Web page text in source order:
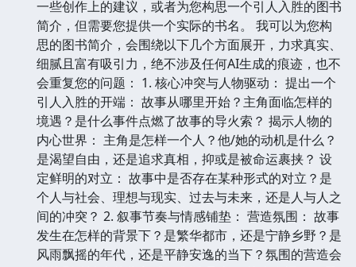
一些创作上的建议，或者为您构思一个引人入胜的图书
简介，但需要您提供一个实际的书名。 我可以为您构
思的图书简介，会围绕以下几个方面展开，力求真实、
细腻且富有吸引力，绝不涉及任何AI生成的痕迹，也不
会重复您的问题： 1. 核心冲突与人物驱动： 提出一个
引人入胜的开端： 故事从哪里开始？主角面临怎样的
境遇？是什么事件点燃了故事的导火索？ 揭示人物的
内心世界： 主角是怎样一个人？他/她的动机是什么？
是渴望自由，还是追求真相，抑或是被命运裹挟？ 设
定鲜明的对立： 故事中是否存在某种形式的对立？是
个人与社会、理想与现实、过去与未来，还是人与人之
间的冲突？ 2. 叙事节奏与情感铺垫： 营造氛围： 故事
发生在怎样的背景下？是繁华都市，还是宁静乡野？是
风雨飘摇的年代，还是平静安逸的当下？氛围的营造会